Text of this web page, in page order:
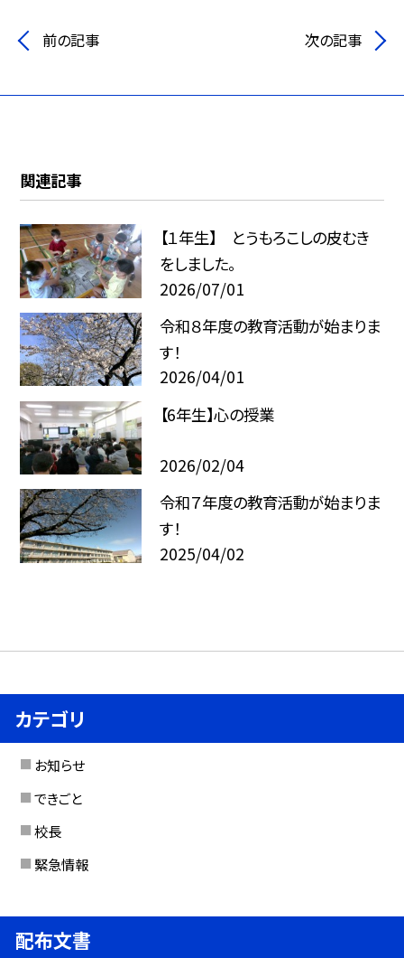
前の記事 次の記事
関連記事
【１年生】 とうもろこしの皮むき
をしました。
2026/07/01
令和８年度の教育活動が始まりま
す！
2026/04/01
【6年生】心の授業
2026/02/04
令和７年度の教育活動が始まりま
す！
2025/04/02
カテゴリ
お知らせ
できごと
校長
緊急情報
配布文書